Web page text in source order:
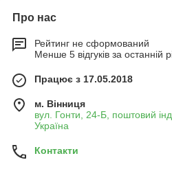
Про нас
Рейтинг не сформований
Менше 5 відгуків за останній
Працює з 17.05.2018
м. Вінниця
вул. Гонти, 24-Б, поштовий
Україна
Контакти